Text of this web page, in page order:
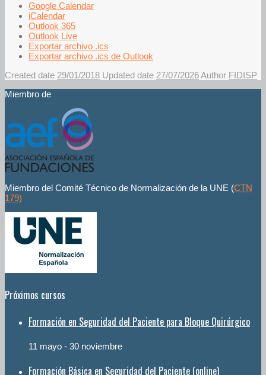
Google Calendar
iCalendar
Outlook 365
Outlook Live
Exportar archivo .ics
Exportar archivo .ics de Outlook
Created date 29/01/2018 Updated date 27/07/2026Author FIDISP
Miembro de
Miembro del Comité Técnico de Normalización de la UNE (CTN
179)
Próximos cursos
Formación en Seguridad del Paciente para Bloque Quirúrgico
11 mayo - 30 noviembre
Formación Básica en Seguridad del Paciente (online)